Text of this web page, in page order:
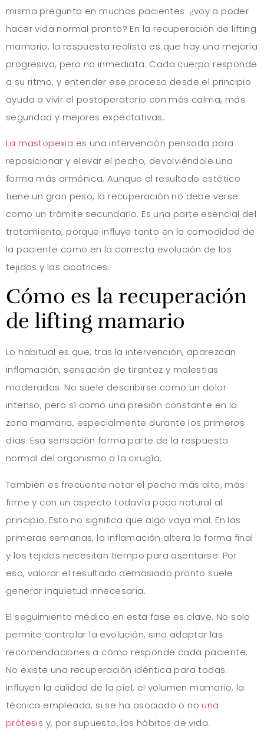
misma pregunta en muchas pacientes: ¿voy a poder
hacer vida normal pronto? En la recuperación de lifting
mamario, la respuesta realista es que hay una mejoría
progresiva, pero no inmediata. Cada cuerpo responde
a su ritmo, y entender ese proceso desde el principio
ayuda a vivir el postoperatorio con más calma, más
seguridad y mejores expectativas.
La mastopexia es una intervención pensada para
reposicionar y elevar el pecho, devolviéndole una
forma más armónica. Aunque el resultado estético
tiene un gran peso, la recuperación no debe verse
como un trámite secundario. Es una parte esencial del
tratamiento, porque influye tanto en la comodidad de
la paciente como en la correcta evolución de los
tejidos y las cicatrices.
Cómo es la recuperación
de lifting mamario
Lo habitual es que, tras la intervención, aparezcan
inflamación, sensación de tirantez y molestias
moderadas. No suele describirse como un dolor
intenso, pero sí como una presión constante en la
zona mamaria, especialmente durante los primeros
días. Esa sensación forma parte de la respuesta
normal del organismo a la cirugía.
También es frecuente notar el pecho más alto, más
firme y con un aspecto todavía poco natural al
principio. Esto no significa que algo vaya mal. En las
primeras semanas, la inflamación altera la forma final
y los tejidos necesitan tiempo para asentarse. Por
eso, valorar el resultado demasiado pronto suele
generar inquietud innecesaria.
El seguimiento médico en esta fase es clave. No solo
permite controlar la evolución, sino adaptar las
recomendaciones a cómo responde cada paciente.
No existe una recuperación idéntica para todas.
Influyen la calidad de la piel, el volumen mamario, la
técnica empleada, si se ha asociado o nouna
prótesis y, por supuesto, los hábitos de vida.